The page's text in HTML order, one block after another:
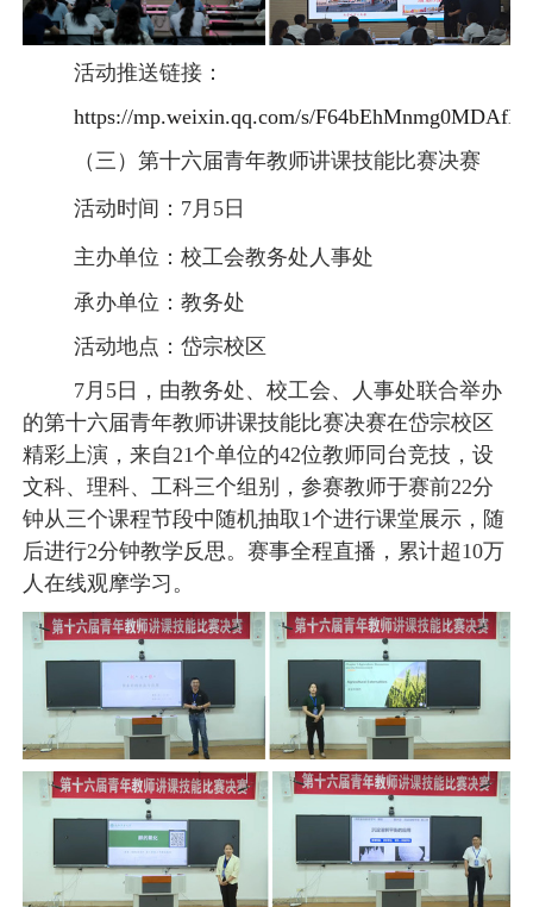
活动推送链接：
https://mp.weixin.qq.com/s/
（三）第十六届青年教师讲课技能比赛决赛
活动时间： 7月5日
主办单位：校工会教务处 人事处
承办单位：教务处
活动地点：岱宗校区
7月5日，由教务处、校工会、人事处联合举办
的第十六届青年教师讲课技能比赛决赛在岱宗校区
精彩上演，来自21个单位的42位教师同台竞技，设
文科、理科、工科三个组别，参赛教师于赛前22分
钟从三个课程节段中随机抽取1个进行课堂展示，随
后进行2分钟教学反思。赛事全程直播，累计超10万
人在线观摩学习。